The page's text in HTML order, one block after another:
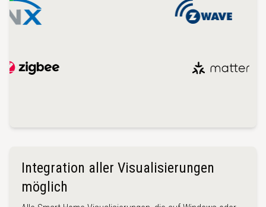
Integration aller Visualisierungen
möglich